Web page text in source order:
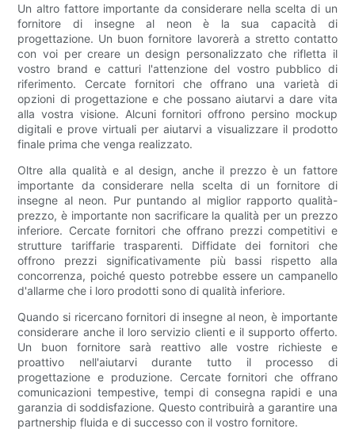
Un altro fattore importante da considerare nella scelta di un
fornitore di insegne al neon è la sua capacità di
progettazione. Un buon fornitore lavorerà a stretto contatto
con voi per creare un design personalizzato che rifletta il
vostro brand e catturi l'attenzione del vostro pubblico di
riferimento. Cercate fornitori che offrano una varietà di
opzioni di progettazione e che possano aiutarvi a dare vita
alla vostra visione. Alcuni fornitori offrono persino mockup
digitali e prove virtuali per aiutarvi a visualizzare il prodotto
finale prima che venga realizzato.
Oltre alla qualità e al design, anche il prezzo è un fattore
importante da considerare nella scelta di un fornitore di
insegne al neon. Pur puntando al miglior rapporto qualità-
prezzo, è importante non sacrificare la qualità per un prezzo
inferiore. Cercate fornitori che offrano prezzi competitivi e
strutture tariffarie trasparenti. Diffidate dei fornitori che
offrono prezzi significativamente più bassi rispetto alla
concorrenza, poiché questo potrebbe essere un campanello
d'allarme che i loro prodotti sono di qualità inferiore.
Quando si ricercano fornitori di insegne al neon, è importante
considerare anche il loro servizio clienti e il supporto offerto.
Un buon fornitore sarà reattivo alle vostre richieste e
proattivo nell'aiutarvi durante tutto il processo di
progettazione e produzione. Cercate fornitori che offrano
comunicazioni tempestive, tempi di consegna rapidi e una
garanzia di soddisfazione. Questo contribuirà a garantire una
partnership fluida e di successo con il vostro fornitore.